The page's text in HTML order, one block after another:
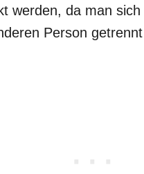
werden, da man
Person